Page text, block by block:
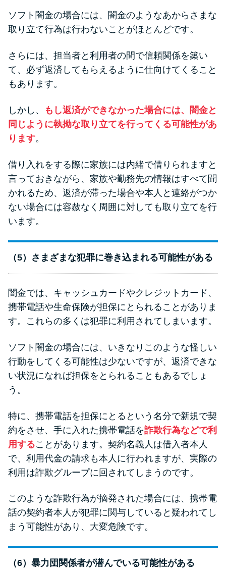
ソフト闇金の場合には、闇金のようなあからさまな
取り立て行為は行わないことがほとんどです。
さらには、担当者と利用者の間で信頼関係を築い
て、必ず返済してもらえるように仕向けてくること
もあります。
しかし、
もし返済ができなかった場合には、闇金と
同じように執拗な取り立てを行ってくる可能性があ
ります。
借り入れをする際に家族には内緒で借りられますと
言っておきながら、家族や勤務先の情報はすべて聞
かれるため、返済が滞った場合や本人と連絡がつか
ない場合には容赦なく周囲に対しても取り立てを行
います。
（5）さまざまな犯罪に巻き込まれる可能性がある
闇金では、キャッシュカードやクレジットカード、
携帯電話や生命保険が担保にとられることがありま
す。これらの多くは犯罪に利用されてしまいます。
ソフト闇金の場合には、いきなりこのような怪しい
行動をしてくる可能性は少ないですが、返済できな
い状況になれば担保をとられることもあるでしょ
う。
特に、携帯電話を担保にとるという名分で新規で契
約をさせ、手に入れた携帯電話を詐欺行為などで利
用することがあります。契約名義人は借入者本人
で、利用代金の請求も本人に行われますが、実際の
利用は詐欺グループに回されてしまうのです。
このような詐欺行為が摘発された場合には、携帯電
話の契約者本人が犯罪に関与していると疑われてし
まう可能性があり、大変危険です。
（6）暴力団関係者が潜んでいる可能性がある